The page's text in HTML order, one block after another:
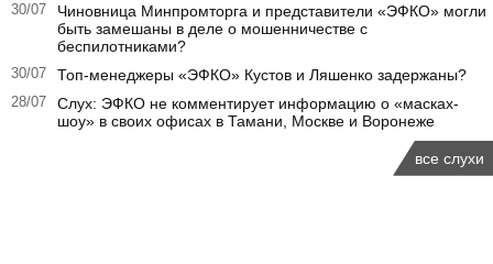
30/07
Чиновница Минпромторга и представители «ЭФКО» могли
быть замешаны в деле о мошенничестве с
беспилотниками?
30/07 Топ-менеджеры «ЭФКО» Кустов и Ляшенко задержаны?
28/07
Слух: ЭФКО не комментирует информацию о «масках-
шоу» в своих офисах в Тамани, Москве и Воронеже
все слухи